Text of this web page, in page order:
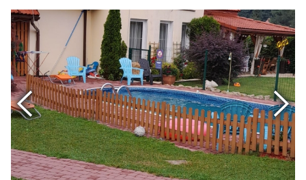
Poprzednie